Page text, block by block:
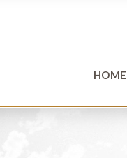
HOME